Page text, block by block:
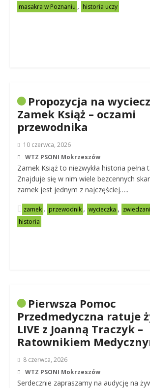
masakra w Poznaniu , historia uczy
Propozycja na
Zamek Książ – oczami
przewodnika
10 czerwca, 2026
WTZ PSONI Mokrzeszów
Zamek Książ to niezwykła historia pełna
Znajduje się w nim wiele bezcennych
zamek jest jednym z najczęściej…..
zamek , przewodnik , wycieczka ,
historia
Pierwsza Pomoc
Przedmedyczna ratuje
LIVE z Joanną Traczyk –
Ratownikiem
8 czerwca, 2026
WTZ PSONI Mokrzeszów
Serdecznie zapraszamy na audycję na